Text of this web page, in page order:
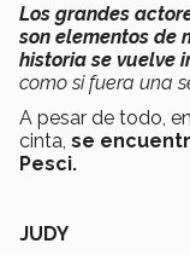
Los grandes
son elementos de
historia se vuelve
como si fuera una
A pesar de todo,
cinta, se
Pesci.
JUDY